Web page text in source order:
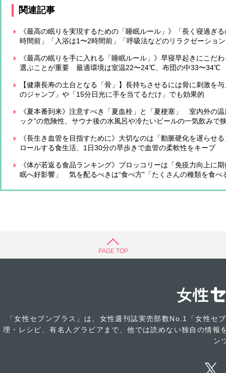
関連記事
《最高の眠りを実現するための「睡眠ルール」》「長く寝過ぎ
時間前」「入浴は1〜2時間前」「呼吸法などのリラクゼーショ
《最高の眠りを手に入れる「睡眠ルール」》早寝早起きにこだ
選ぶことが重要 最適環境は室温22〜24℃、布団の中33〜34℃
【健康長寿の土台となる「骨」】長持ちさせるには骨に刺激を
のジャンプ」や「15分日光に手を当てるだけ」でも効果的
《夏本番到来》注意すべき「夏血栓」と「夏梗塞」 室内外の
ック”の危険性、サウナ後の水風呂や冷たいビールの一気飲みで
《長生き血管を目指すために》大切なのは「動脈硬化を遅らせ
ロールする食生活、1日30分の早歩きで血管の柔軟性をキープ
《体が若返る食品ランキング》ブロッコリーは「免疫力向上に
眠へ好影響」 気を配るべきは“食べ方”「たくさんの種類を食べ
PAGE TOP
「女性セブンプラス」は、女性週刊誌実売部数No.1「女性
理・レシピ、有名人グラビアまで、他では読めない独自の情
ン